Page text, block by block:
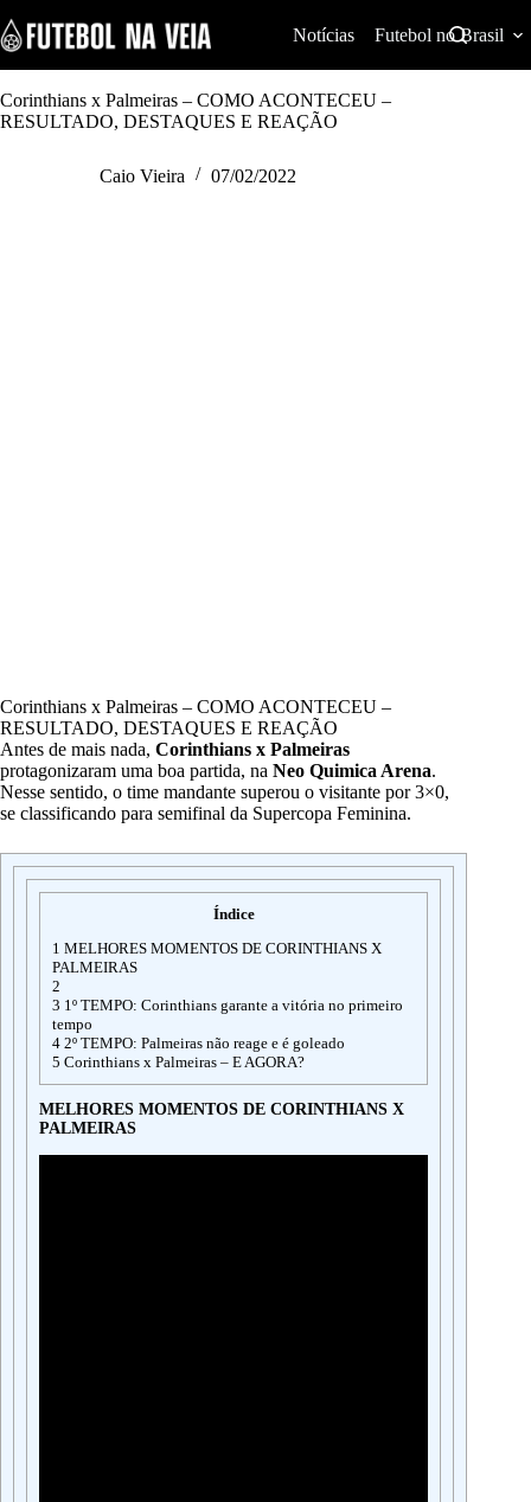
k
i
p
t
o
Notícias Futebol no Brasil
Corinthians x Palmeiras – COMO ACONTECEU –
RESULTADO, DESTAQUES E REAÇÃO
Caio Vieira 07/02/2022
Corinthians x Palmeiras – COMO ACONTECEU –
RESULTADO, DESTAQUES E REAÇÃO
Antes de mais nada, Corinthians x Palmeiras
protagonizaram uma boa partida, na Neo Quimica Arena.
Nesse sentido, o time mandante superou o visitante por 3×0,
se classificando para semifinal da Supercopa Feminina.
Índice
1 MELHORES MOMENTOS DE CORINTHIANS X
PALMEIRAS
2
3 1º TEMPO: Corinthians garante a vitória no primeiro
tempo
4 2º TEMPO: Palmeiras não reage e é goleado
5 Corinthians x Palmeiras – E AGORA?
MELHORES MOMENTOS DE CORINTHIANS X
PALMEIRAS